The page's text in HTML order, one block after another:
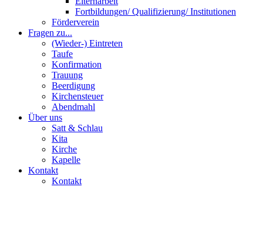
Fortbildungen/ Qualifizierung/ Institutionen
Förderverein
Fragen zu...
(Wieder-) Eintreten
Taufe
Konfirmation
Trauung
Beerdigung
Kirchensteuer
Abendmahl
Über uns
Satt & Schlau
Kita
Kirche
Kapelle
Kontakt
Kontakt